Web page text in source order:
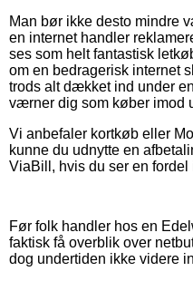
Man bør ikke desto mindre
en internet handler
ses som helt fantastisk
om en bedragerisk internet
trods alt dækket ind under
værner dig som køber imod
Vi anbefaler kortkøb eller
kunne du udnytte en
ViaBill, hvis du ser en
Før folk handler hos en
faktisk få overblik over
dog undertiden ikke videre